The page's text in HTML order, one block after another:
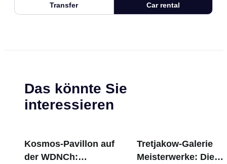
Transfer Car rental
Das könnte Sie
interessieren
Kosmos-Pavillon auf
der WDNCh:
Tretjakow-Galerie
Meisterwerke: Die